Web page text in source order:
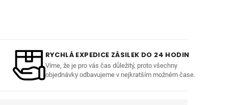
RYCHLÁ EXPEDICE ZÁSILEK DO 24 HODIN
Víme, že je pro vás čas důležitý, proto všechny
objednávky odbavujeme v nejkratším možném čase.